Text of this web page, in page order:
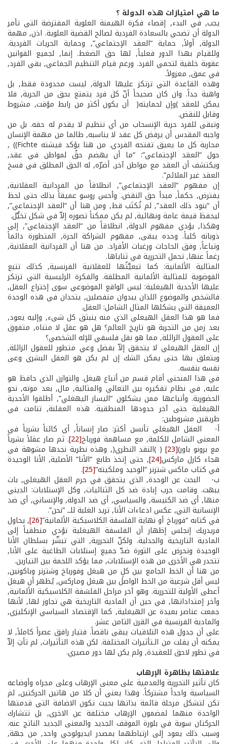
ما هي امتيازات هذه الدولة ؟
يجب, في البدء, إقصاء فكرة الهيمنة العلوية المفترضة التي تأمر
الدولة أن تضحي بالسعادة الفردية لصالح القضية العلوية. اذن, مهمة
الدولة, أولاً, حماية “العقد الإجتماعي”, وحماية الحريات الفردية.
وللقيام بهذا الدور فعلياً, لها حق الضغط. إنما, لجميع القوانين
عقوبة خلقية لتحمي الفرد. ورغم قيام التنظيم الجماعي, بقي الفرد,
في عمق, معزولاً.
وهذه القاعدة التي ترتكز عليها الدولة, ليست محدودة فقط, بل
واهية جداً. وان كان صحيحاً أنّ كل فرد يتمتع بحق من الحرية, فلا
يمكن للعقد )وإن لحمايته( أن يكون أكثر من رابط مؤقت, مشروط
وقابل للنقض.
وتبقى للفرد حرية الإنسحاب من أي تنظيم لا يقدم له حقه. بل من
واجبه المقدس أن يرفض كل عقد لا يناسبه, طالما من مهمة الإنسان
محاربة كل ما يعيق تفتحه الفردي. من هنا يؤكد فيشته Fichte)) ,
حول “العقد الإجتماعي”: “ما أن يهضم حقٌ لمواطن في عقد,
ويكتشف أن العقد مع مواطن آخر, أضرّه, له الحق المطلق في فسخ
العقد غير الملائم”.
إن مفهوم “العقد الإجتماعي”, انطلاقاً من الفردانية العقلانية,
يفترض, حكماً, مبدأ حق النقض. وأحس روسو عميقاً بذلك حتى لحظ
أن “بنود ذلك العقد”, لم تُكتَب قط, ومن هنا أن “العقد الإجتماعي”,
ليحفظ قيمة عامة ونهائية, لم يكن ممكناً تصوره إلاّ في شكل تخيُّل.
وهكذا, يؤدي مفهوم الدولة, انطلاقاً من “العقد الإجتماعي”, إلى
ذوبانه كلياً. وحده يبقى, مفهوم الشراكة الحرة, المتطورة دائماً
وتباعاً, وفق الحاجات ورغبات الأفراد. من هنا أن الفردانية العقلانية,
رغماً عنها, تحمل التحررية في ثناياها.
المثالية الألمانية: كما تبعيَّتُها للعقلانية الفرنسية, كذلك تتبع
الفوضوية للمثالية الألمانية المطلقة. والفكرة الرئيسية التي ترتكز
عليها الأحدية الهيغلية: ليس الواقع الموضوعي سوى إختراع العقل,
فالشخص والموضوع اللذان يبدوان منفصلين, يتحدان في هذه الوحدة
العميقة التي يشكلها المثال الشامل: العقل.
فما هو هذا العقل الهيغلي الذي منه ينبثق كل شىء, وإليه يعود,
بعد زمن من التجربة هو تاريخ العالم؟ هل هو عقل لا متناه, متفوق
على العقول الزائلة, مما هو نقل فلسفي للإله الشخصي؟
إن العقل الهيغلي لا يتحقق إلاّ بفضل وعي متطور للعقول الزائلة,
ويتعلق بها حتى يمكن الشك إن لم يكن هو العقل البشري وعى
نفسه بنفسه.
في هذا المنحنى أقام قسم من أتباع هيغل. والتوازن الذي حافظ هو
عليه, في نظام تفكيره بين التعالي والمثالية, مال, بعد موته, نحو
الحضورية. وأتباعها ممن يشكلون “اليسار اليهغلي”, أطلقوا الأحدية
الهيغلية حتى آخر حدودها المنطقية. هذه العقلنة, تنامت في
طريقين مشروطين:
أ- ­ العقل الهيغلي تأنسن أكثر: صار إنساناً, أي كائناً بشرياً في
المعنى الشامل للكلمة, مع مساهمة فورباخ[22] . ثم صار عقلاً بشرياً
مع برونو باور)[23] ( )النقد النظري(, وهذه نظرية نجدها مشوهة في
هجاء كارل ماركس[24] , حتى إتخذ طابع “الأنا” الأصلية, الأنا الوحيدة
في كتاب ماكس شترنر “الوحيد وملكيته”[25]
.
ب- ­ البحث عن الوحدة, الذي يتحقق في حرم العقل الهيغلي, بات
يبهت. وقامت حرب إبادة ضد كل الثنائيات, وكل الإستلابات: الديني
منها, أي ضد الكنيسة, والسياسي, أي ضد الدولة, والإنساني, أي ضد
الإنسانية التي, عكس ادعاءات الأنا, تريد الغلبة للــ “نحن”.
في كتابه “فورباخ أو نهاية الفلسفة الكلاسيكية الألمانية”[26] , يحاول
فريدريك إنجلس إظهار أن الفلسفة الهيغلية تؤدي منطقياً إلى
المادية التاريخية والجدلية. ولكنّ التحررية, التي تبشّر بسلطان الأنا
الوحيدة وتحرض على الثورة ضدّ جميع إستلابات الطاغية على الأنا,
تتحدر هي الأخرى من هذه الإستلابات, مما يؤكد اللحمة بين التيارين.
من هنا أن الخط الجامع بين كلٍ من هيغل وفورباخ وشترنر وباكونين,
ليس أقل شرعية من الخط الواصل بين هيغل وماركس, يُظهر أن هيغل
أعطى الأولية للتحررية. وهو آخر مراحل الفلسَفة الكلاسيكية الألمانية,
وآخر إمتداداتها, في حين أن المادية التاريخية هي تجاوز لها, لأنها
جمعت عناصر بعيدة عن الهيغلية, كما الإقتصاد السياسي الإنكليزي,
والمادية الفرنسية في القرن الثامن عشر.
على أن جدول هذه التلاقيات يبقى ناقصاً. فتيار رافق عصراً كاملاً, لا
يمكنه أن يفلت من الـتأثيرات المختلفة. لكن هذه التأثيرات, لم تأتِ إلاّ
في تطور لاحق للعقيدة, ولم يكن لها دور مصيري.
علاقتها بظاهرة الإرهاب
كان تأثير التحررية والعدمية على معنى الإرهاب وعلى مجراه وأوضاعه
السياسية واحداً مشتركاً. وهذا يعني أن كلا من هاتين الحركتين, لم
تكن لتشكل مرحلة قائمة بذاتها بحيث تكون الاضافة التي قدمتها
الواحدة منهما لمضمون الإرهاب مختلفة عن الاخرى, بل تتشارك
الحركتان سوية في بلورة الموقف الجديد والمعنى الجديد الناتج عنه.
وسبب ذلك يعود إلى ارتباطهما بمصدر ايديولوجي واحد, من جهة,